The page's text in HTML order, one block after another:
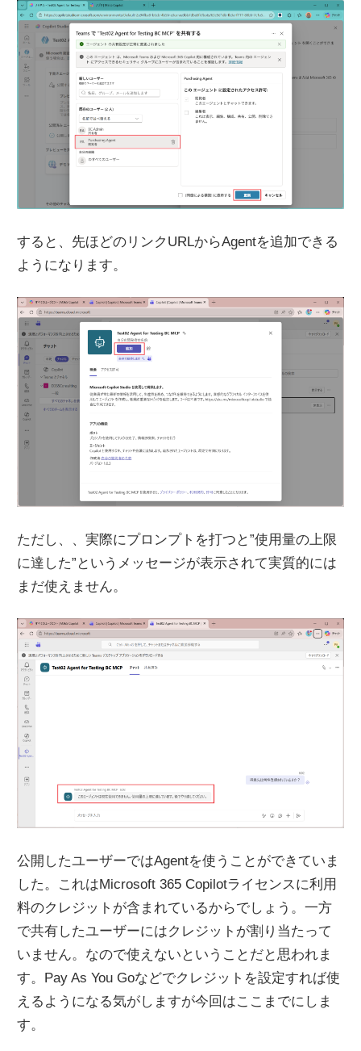
すると、先ほどのリンクURLからAgentを追加できる
ようになります。
ただし、、実際にプロンプトを打つと”使用量の上限
に達した”というメッセージが表示されて実質的には
まだ使えません。
公開したユーザーではAgentを使うことができていま
した。これはMicrosoft 365 Copilotライセンスに利用
料のクレジットが含まれているからでしょう。一方
で共有したユーザーにはクレジットが割り当たって
いません。なので使えないということだと思われま
す。Pay As You Goなどでクレジットを設定すれば使
えるようになる気がしますが今回はここまでにしま
す。